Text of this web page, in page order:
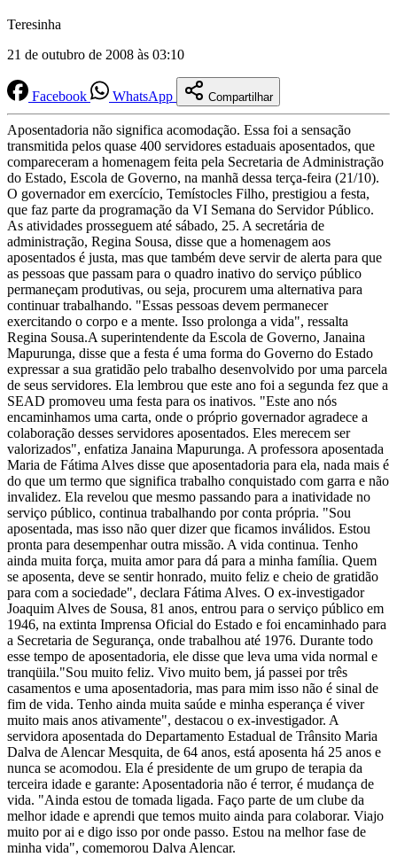
Teresinha
21 de outubro de 2008 às 03:10
Facebook WhatsApp Compartilhar
Aposentadoria não significa acomodação. Essa foi a sensação
transmitida pelos quase 400 servidores estaduais aposentados, que
compareceram a homenagem feita pela Secretaria de Administração
do Estado, Escola de Governo, na manhã dessa terça-feira (21/10).
O governador em exercício, Temístocles Filho, prestigiou a festa,
que faz parte da programação da VI Semana do Servidor Público.
As atividades prosseguem até sábado, 25. A secretária de
administração, Regina Sousa, disse que a homenagem aos
aposentados é justa, mas que também deve servir de alerta para que
as pessoas que passam para o quadro inativo do serviço público
permaneçam produtivas, ou seja, procurem uma alternativa para
continuar trabalhando. "Essas pessoas devem permanecer
exercitando o corpo e a mente. Isso prolonga a vida", ressalta
Regina Sousa.A superintendente da Escola de Governo, Janaina
Mapurunga, disse que a festa é uma forma do Governo do Estado
expressar a sua gratidão pelo trabalho desenvolvido por uma parcela
de seus servidores. Ela lembrou que este ano foi a segunda fez que a
SEAD promoveu uma festa para os inativos. "Este ano nós
encaminhamos uma carta, onde o próprio governador agradece a
colaboração desses servidores aposentados. Eles merecem ser
valorizados", enfatiza Janaina Mapurunga. A professora aposentada
Maria de Fátima Alves disse que aposentadoria para ela, nada mais é
do que um termo que significa trabalho conquistado com garra e não
invalidez. Ela revelou que mesmo passando para a inatividade no
serviço público, continua trabalhando por conta própria. "Sou
aposentada, mas isso não quer dizer que ficamos inválidos. Estou
pronta para desempenhar outra missão. A vida continua. Tenho
ainda muita força, muita amor para dá para a minha família. Quem
se aposenta, deve se sentir honrado, muito feliz e cheio de gratidão
para com a sociedade", declara Fátima Alves. O ex-investigador
Joaquim Alves de Sousa, 81 anos, entrou para o serviço público em
1946, na extinta Imprensa Oficial do Estado e foi encaminhado para
a Secretaria de Segurança, onde trabalhou até 1976. Durante todo
esse tempo de aposentadoria, ele disse que leva uma vida normal e
tranqüila."Sou muito feliz. Vivo muito bem, já passei por três
casamentos e uma aposentadoria, mas para mim isso não é sinal de
fim de vida. Tenho ainda muita saúde e minha esperança é viver
muito mais anos ativamente", destacou o ex-investigador. A
servidora aposentada do Departamento Estadual de Trânsito Maria
Dalva de Alencar Mesquita, de 64 anos, está aposenta há 25 anos e
nunca se acomodou. Ela é presidente de um grupo de terapia da
terceira idade e garante: Aposentadoria não é terror, é mudança de
vida. "Ainda estou de tomada ligada. Faço parte de um clube da
melhor idade e aprendi que temos muito ainda para colaborar. Viajo
muito por ai e digo isso por onde passo. Estou na melhor fase de
minha vida", comemorou Dalva Alencar.